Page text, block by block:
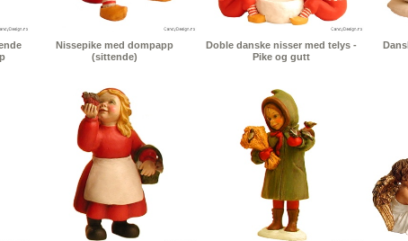
Nissepike med dompapp
(sittende)
Doble danske nisser med telys -
Pike og gutt